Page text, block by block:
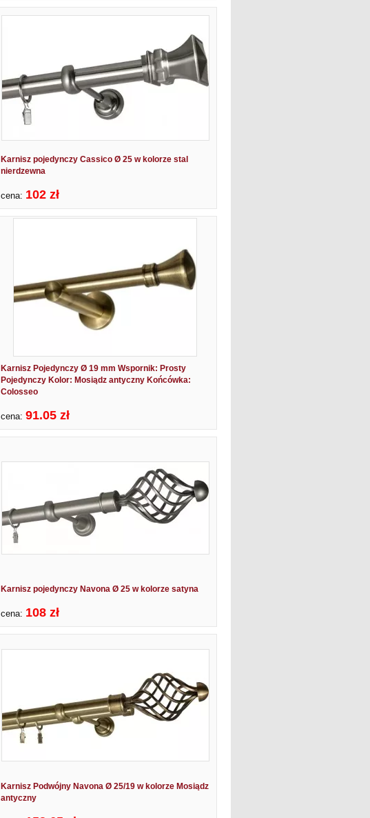
Karnisz pojedynczy Cassico Ø 25 w kolorze stal
nierdzewna
cena: 102 zł
Karnisz Pojedynczy Ø 19 mm Wspornik: Prosty
Pojedynczy Kolor: Mosiądz antyczny Końcówka:
Colosseo
cena: 91.05 zł
Karnisz pojedynczy Navona Ø 25 w kolorze satyna
cena: 108 zł
Karnisz Podwójny Navona Ø 25/19 w kolorze Mosiądz
antyczny